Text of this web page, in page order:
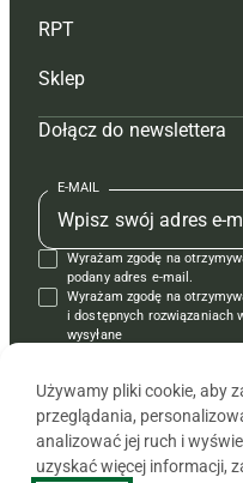
Reklama
Tagi
Mapa serwisu
Kontakt
Regulamin
Polityka prywatności
Hoduj z głową bydło
Hoduj z głową świnie
Prenumerata
Redakcja
Kontakt
Reklama
RPT
Redakcja
Prenumerata
Reklama
Kontakt
Krzyżówki
Sklep
Czasopisma i prenumerata
Książki
Regulamin
Dołącz do newslettera
E-MAIL
Wyrażam zgodę na
podany adres e-mail.
Wyrażam zgodę na
i dostępnych rozwiązaniach
wysyłane
Używamy pliki cookie, aby
przeglądania,
analizować jej ruch i
uzyskać więcej informacji,